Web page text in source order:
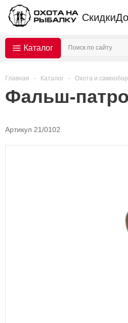
Скидки
Каталог
Главная - Каталог - Охота и
Фальш-
Артикул 21/0102